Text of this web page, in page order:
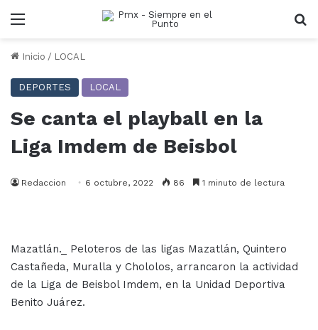
Menu
Inicio / LOCAL
DEPORTES LOCAL
Se canta el playball en la
Liga Imdem de Beisbol
Redaccion 6 octubre, 2022 86 1 minuto de lectura
Mazatlán._ Peloteros de las ligas Mazatlán, Quintero
Castañeda, Muralla y Chololos, arrancaron la actividad
de la Liga de Beisbol Imdem, en la Unidad Deportiva
Benito Juárez.